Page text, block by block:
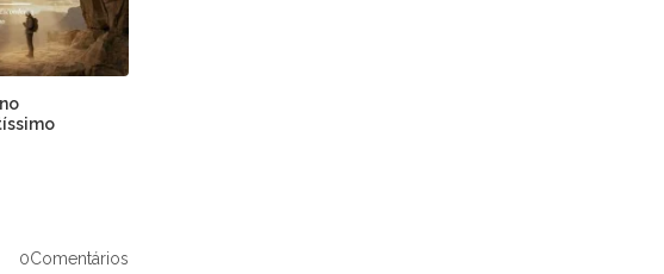
0Comentários